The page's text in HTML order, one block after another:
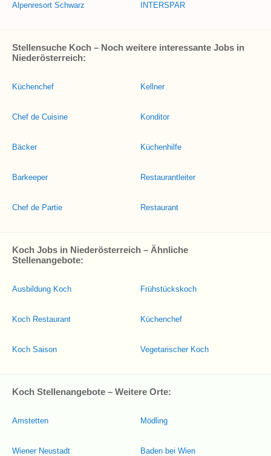
Alpenresort Schwarz INTERSPAR
Stellensuche Koch – Noch weitere interessante Jobs in
Niederösterreich:
Küchenchef
Chef de Cuisine
Bäcker
Barkeeper
Chef de Partie
Kellner
Konditor
Küchenhilfe
Restaurantleiter
Restaurant
Koch Jobs in Niederösterreich – Ähnliche
Stellenangebote:
Ausbildung Koch
Koch Restaurant
Koch Saison
Frühstückskoch
Küchenchef
Vegetarischer Koch
Koch Stellenangebote – Weitere Orte:
Amstetten
Wiener Neustadt
Mödling
Baden bei Wien